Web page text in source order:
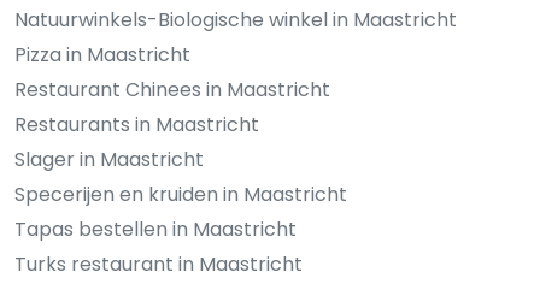
Natuurwinkels-Biologische winkel in Maastricht
Pizza in Maastricht
Restaurant Chinees in Maastricht
Restaurants in Maastricht
Slager in Maastricht
Specerijen en kruiden in Maastricht
Tapas bestellen in Maastricht
Turks restaurant in Maastricht